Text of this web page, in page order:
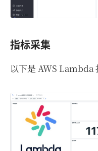
指标采集
以下是 AWS Lambda